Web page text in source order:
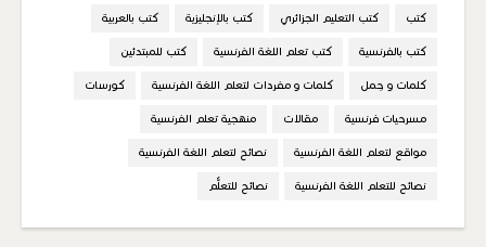
كتب كتب التعليم الجزائري كتب بالإنجليزية كتب بالعربية
كتب بالفرنسية كتب تعلم اللغة الفرنسية كتب للمبتدئين
كلمات و جمل كلمات و مفردات لتعلم اللغة الفرنسية كورسات
مسرحيات فرنسية مقالات منهجية تعلم الفرنسية
مواقع لتعلم اللغة الفرنسية نصائح لتعلم اللغة الفرنسية
نصائح للتعلم اللغة الفرنسية نصائح للتعلُّم